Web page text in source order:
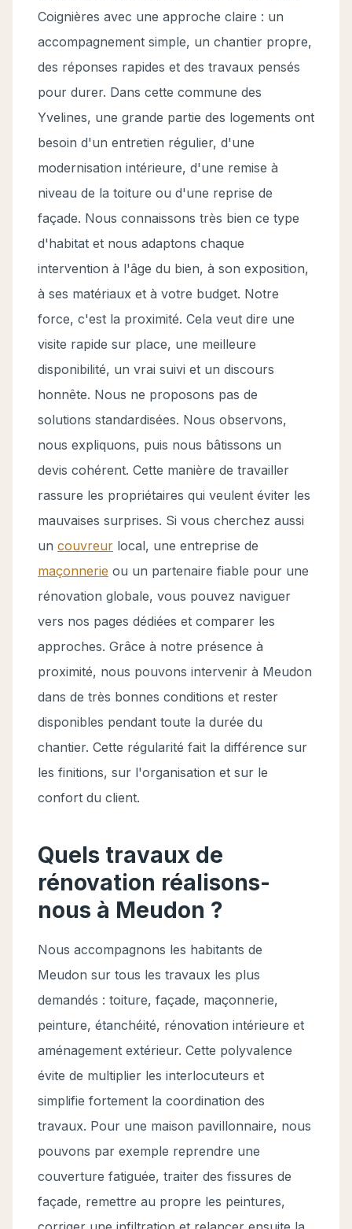
Coignières avec une approche claire : un
accompagnement simple, un chantier propre,
des réponses rapides et des travaux pensés
pour durer. Dans cette commune des
Yvelines, une grande partie des logements ont
besoin d'un entretien régulier, d'une
modernisation intérieure, d'une remise à
niveau de la toiture ou d'une reprise de
façade. Nous connaissons très bien ce type
d'habitat et nous adaptons chaque
intervention à l'âge du bien, à son exposition,
à ses matériaux et à votre budget. Notre
force, c'est la proximité. Cela veut dire une
visite rapide sur place, une meilleure
disponibilité, un vrai suivi et un discours
honnête. Nous ne proposons pas de
solutions standardisées. Nous observons,
nous expliquons, puis nous bâtissons un
devis cohérent. Cette manière de travailler
rassure les propriétaires qui veulent éviter les
mauvaises surprises. Si vous cherchez aussi
un couvreur local, une entreprise de
maçonnerie ou un partenaire fiable pour une
rénovation globale, vous pouvez naviguer
vers nos pages dédiées et comparer les
approches. Grâce à notre présence à
proximité, nous pouvons intervenir à Meudon
dans de très bonnes conditions et rester
disponibles pendant toute la durée du
chantier. Cette régularité fait la différence sur
les finitions, sur l'organisation et sur le
confort du client.
Quels travaux de
rénovation réalisons-
nous à Meudon ?
Nous accompagnons les habitants de
Meudon sur tous les travaux les plus
demandés : toiture, façade, maçonnerie,
peinture, étanchéité, rénovation intérieure et
aménagement extérieur. Cette polyvalence
évite de multiplier les interlocuteurs et
simplifie fortement la coordination des
travaux. Pour une maison pavillonnaire, nous
pouvons par exemple reprendre une
couverture fatiguée, traiter des fissures de
façade, remettre au propre les peintures,